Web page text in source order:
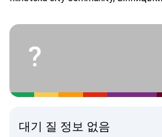
?
대기 질 정보 없음